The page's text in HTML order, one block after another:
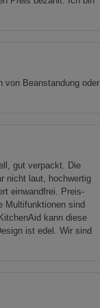
von Beanstandung oder
gut verpackt. Die
nicht laut, hochwertig
einwandfrei. Preis-
Multifunktionen sind
kann diese
ist edel. Wir sind
Marketing Cookies